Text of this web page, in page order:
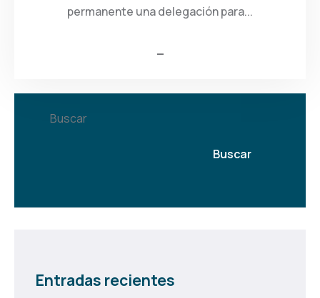
permanente una delegación para...
Buscar
Buscar
Entradas recientes